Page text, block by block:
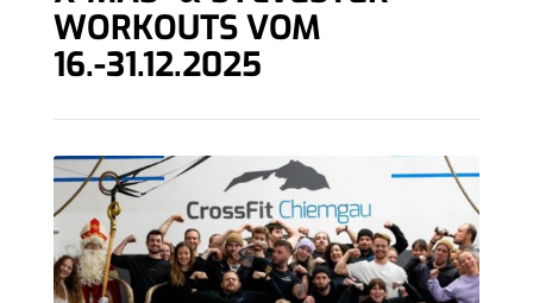
WORKOUTS VOM
16.-31.12.2025